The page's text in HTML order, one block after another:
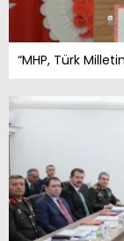
“MHP, Türk